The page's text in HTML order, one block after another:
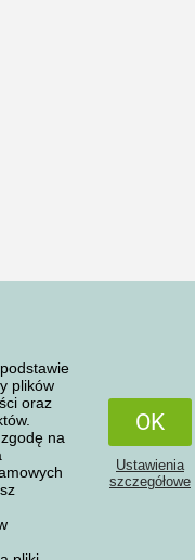
plików
oraz
na
OK
Ustawienia
szczegółowe